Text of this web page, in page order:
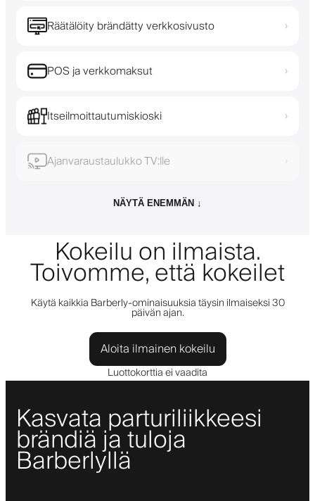
Räätälöity brändätty verkkosivusto ›
POS ja verkkomaksut ›
Itseilmoittautumiskioski ›
Ajanvaraustaulukko TV:lle ›
NÄYTÄ ENEMMÄN ↓
Kokeilu on ilmaista.
Toivomme, että kokeilet
Käytä kaikkia Barberly-ominaisuuksia täysin ilmaiseksi 30
päivän ajan.
Aloita ilmainen kokeilu
Luottokorttia ei vaadita
Kasvata parturiliikkeesi
brändiä ja tuloja
Barberlyllä